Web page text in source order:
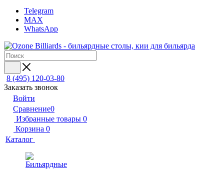
Telegram
MAX
WhatsApp
8 (495) 120-03-80
Заказать звонок
Войти
Сравнение0
Избранные товары 0
Корзина 0
Каталог